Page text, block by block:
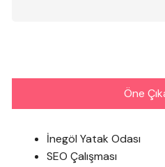
Öne
İnegöl Yatak Odası
SEO Çalışması